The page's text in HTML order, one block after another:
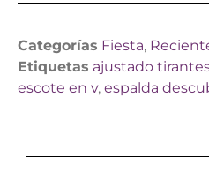
Categorías Fiesta,
Etiquetas ajustado
escote en v, espalda